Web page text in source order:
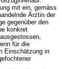
mit ein, gemäss
Ärztin der
gegenüber den
konkret
für die
Einschätzung in